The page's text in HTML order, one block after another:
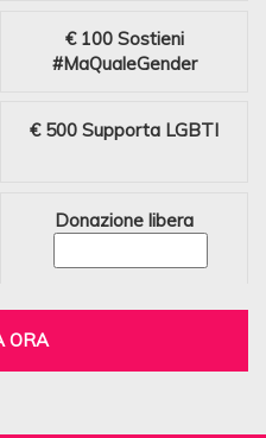
€ 100 Sostieni
#MaQualeGender
€ 500 Supporta LGBTI
Donazione libera
ORA